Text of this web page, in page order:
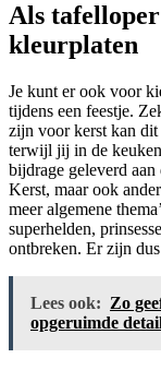
Als tafelloper
kleurplaten
Je kunt er ook voor
tijdens een feestje.
zijn voor kerst kan dit
terwijl jij in de
bijdrage geleverd
Kerst, maar ook
meer algemene
superhelden,
ontbreken. Er zijn
Lees ook: Zo
opgeruimde